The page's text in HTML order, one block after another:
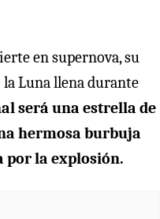
en supernova, su
Luna llena durante
será una estrella de
hermosa burbuja
la explosión.